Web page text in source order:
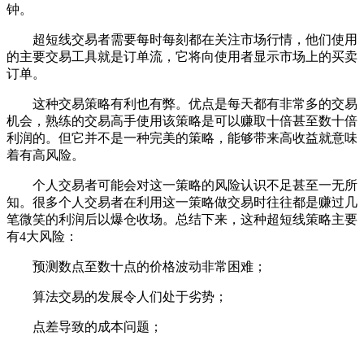
钟。
超短线交易者需要每时每刻都在关注市场行情，他们使用
的主要交易工具就是订单流，它将向使用者显示市场上的买卖
订单。
这种交易策略有利也有弊。优点是每天都有非常多的交易
机会，熟练的交易高手使用该策略是可以赚取十倍甚至数十倍
利润的。但它并不是一种完美的策略，能够带来高收益就意味
着有高风险。
个人交易者可能会对这一策略的风险认识不足甚至一无所
知。很多个人交易者在利用这一策略做交易时往往都是赚过几
笔微笑的利润后以爆仓收场。总结下来，这种超短线策略主要
有4大风险：
预测数点至数十点的价格波动非常困难；
算法交易的发展令人们处于劣势；
点差导致的成本问题；